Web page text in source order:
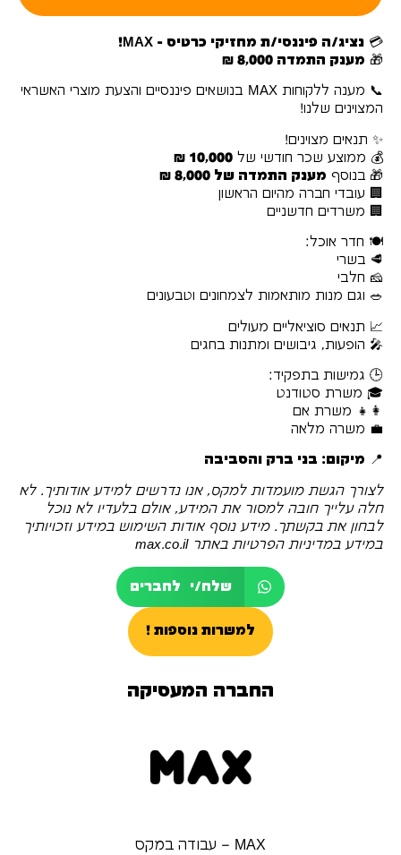
💳 נציג/ה פיננסי/ת מחזיקי כרטיס - MAX!
🎁 מענק התמדה 8,000 ₪
📞 מענה ללקוחות MAX בנושאים פיננסיים והצעת מוצרי האשראי
המצוינים שלנו!
✨ תנאים מצוינים!
💰 ממוצע שכר חודשי של 10,000 ₪
🎁 בנוסף מענק התמדה של 8,000 ₪
🏢 עובדי חברה מהיום הראשון
🏢 משרדים חדשניים
🍽 חדר אוכל:
🥩 בשרי
🧀 חלבי
🥗 וגם מנות מותאמות לצמחונים וטבעונים
📈 תנאים סוציאליים מעולים
🎤 הופעות, גיבושים ומתנות בחגים
🕒 גמישות בתפקיד:
🎓 משרת סטודנט
👩‍👧 משרת אם
💼 משרה מלאה
📍 מיקום: בני ברק והסביבה
לצורך הגשת מועמדות למקס, אנו נדרשים למידע אודותיך. לא
חלה עלייך חובה למסור את המידע, אולם בלעדיו לא נוכל
לבחון את בקשתך. מידע נוסף אודות השימוש במידע וזכויותיך
במידע במדיניות הפרטיות באתר max.co.il
שלח/י לחברים
למשרות נוספות !
החברה המעסיקה
MAX – עבודה במקס